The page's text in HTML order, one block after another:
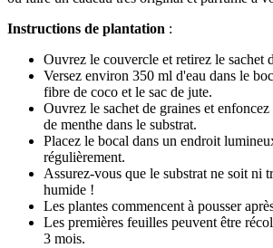
Instructions de plantation :
Ouvrez le couvercle et retirez le sachet
Versez environ 350 ml d'eau dans le
fibre de coco et le sac de jute.
Ouvrez le sachet de graines et
de menthe dans le substrat.
Placez le bocal dans un endroit
régulièrement.
Assurez-vous que le substrat ne soit ni
humide !
Les plantes commencent à pousser
Les premières feuilles peuvent être
3 mois.